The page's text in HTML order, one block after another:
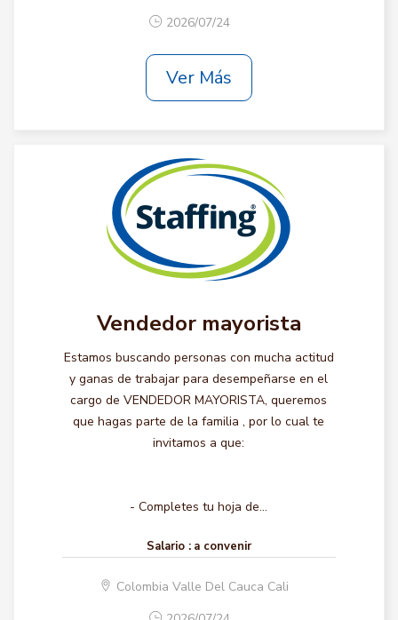
2026/07/24
Ver Más
Vendedor mayorista
Estamos buscando personas con mucha actitud
y ganas de trabajar para desempeñarse en el
cargo de VENDEDOR MAYORISTA, queremos
que hagas parte de la familia , por lo cual te
invitamos a que:
- Completes tu hoja de...
Salario : a convenir
Colombia Valle Del Cauca Cali